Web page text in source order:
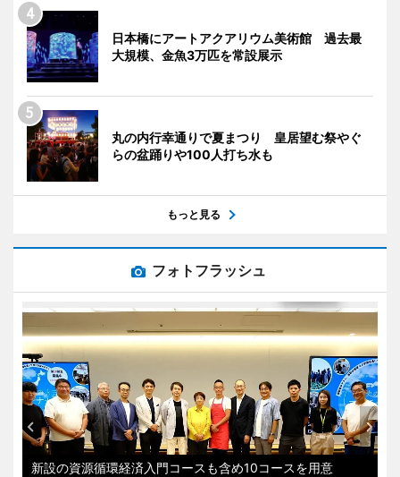
日本橋にアートアクアリウム美術館 過去最
大規模、金魚3万匹を常設展示
丸の内行幸通りで夏まつり 皇居望む祭やぐ
らの盆踊りや100人打ち水も
もっと見る
フォトフラッシュ
新設の資源循環経済入門コースも含め10コースを用意